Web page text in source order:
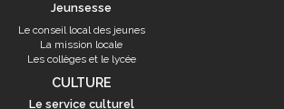
Jeunsesse
Le conseil local des jeunes
La mission locale
Les collèges et le lycée
CULTURE
Le service culturel